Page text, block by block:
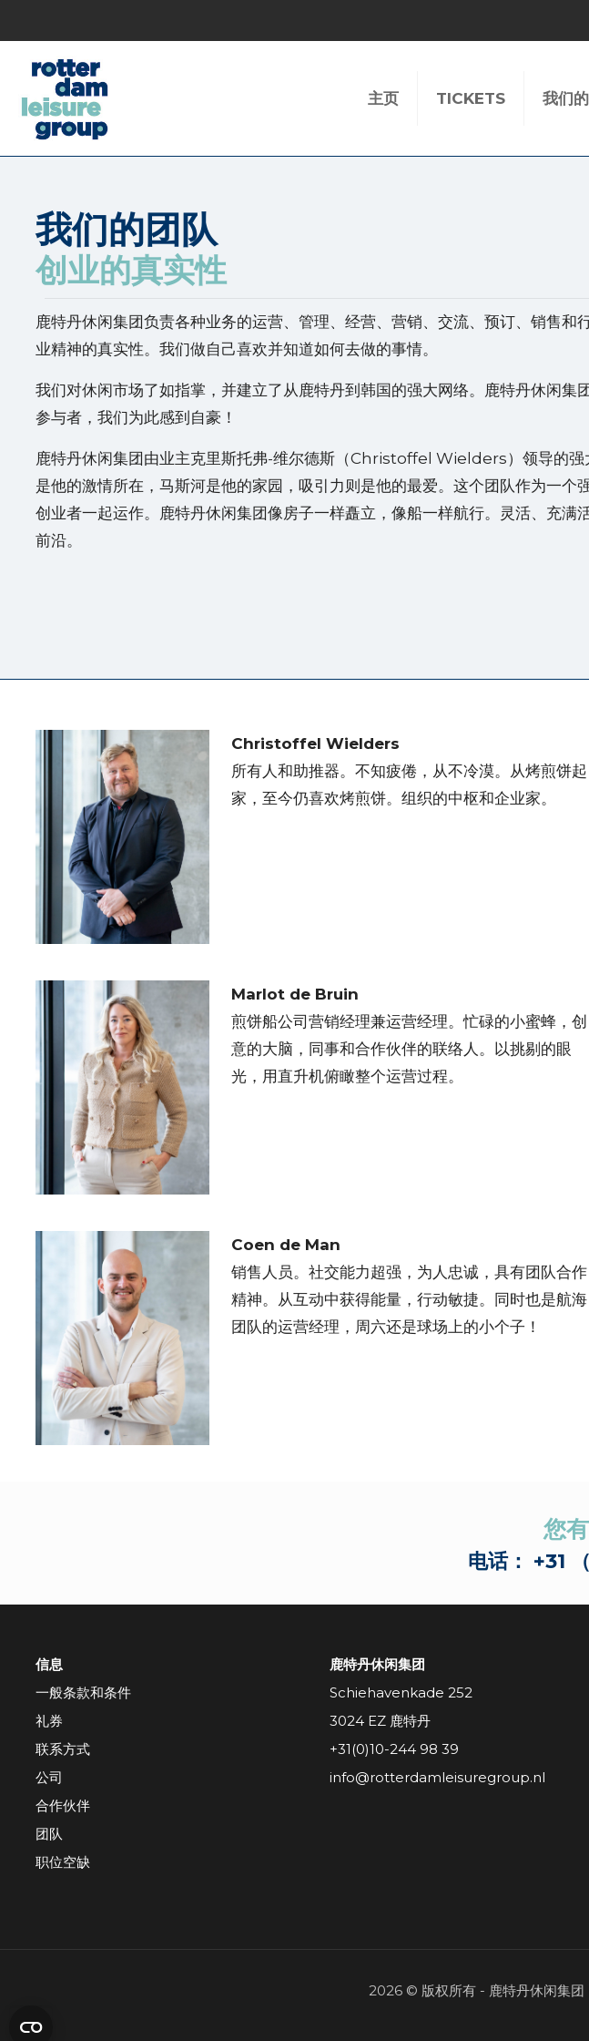
主页 TICKETS 我们
我们的团队
创业的真实性
鹿特丹休闲集团负责各种业务的运营、管理、经营、营销、交流、预订、销售和
业精神的真实性。我们做自己喜欢并知道如何去做的事情。
我们对休闲市场了如指掌，并建立了从鹿特丹到韩国的强大网络。鹿特丹休闲集
参与者，我们为此感到自豪！
鹿特丹休闲集团由业主克里斯托弗-维尔德斯（Christoffel Wielders）领导的强
是他的激情所在，马斯河是他的家园，吸引力则是他的最爱。这个团队作为一个
创业者一起运作。鹿特丹休闲集团像房子一样矗立，像船一样航行。灵活、充满
前沿。
Christoffel Wielders
所有人和助推器。不知疲倦，从不冷漠。从烤煎饼起
家，至今仍喜欢烤煎饼。组织的中枢和企业家。
Marlot de Bruin
煎饼船公司营销经理兼运营经理。忙碌的小蜜蜂，创
意的大脑，同事和合作伙伴的联络人。以挑剔的眼
光，用直升机俯瞰整个运营过程。
Coen de Man
销售人员。社交能力超强，为人忠诚，具有团队合作
精神。从互动中获得能量，行动敏捷。同时也是航海
团队的运营经理，周六还是球场上的小个子！
您
电话： +31
信息
一般条款和条件
礼券
联系方式
公司
合作伙伴
团队
职位空缺
鹿特丹休闲集团
Schiehavenkade 252
3024 EZ 鹿特丹
+31(0)10-244 98 39
info@rotterdamleisuregroup.nl
2026 © 版权所有 - 鹿特丹休闲集团